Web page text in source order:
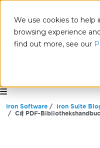
We use cookies to help
browsing experience
find out more, see our
Zum Fußzeileninhalt
Iron Software Iron Suite
C# PDF-